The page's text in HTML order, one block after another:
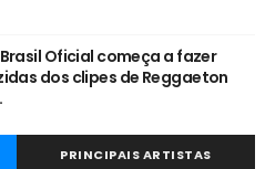
Oficial começa a fazer
dos clipes de Reggaeton
PRINCIPAIS ARTISTAS